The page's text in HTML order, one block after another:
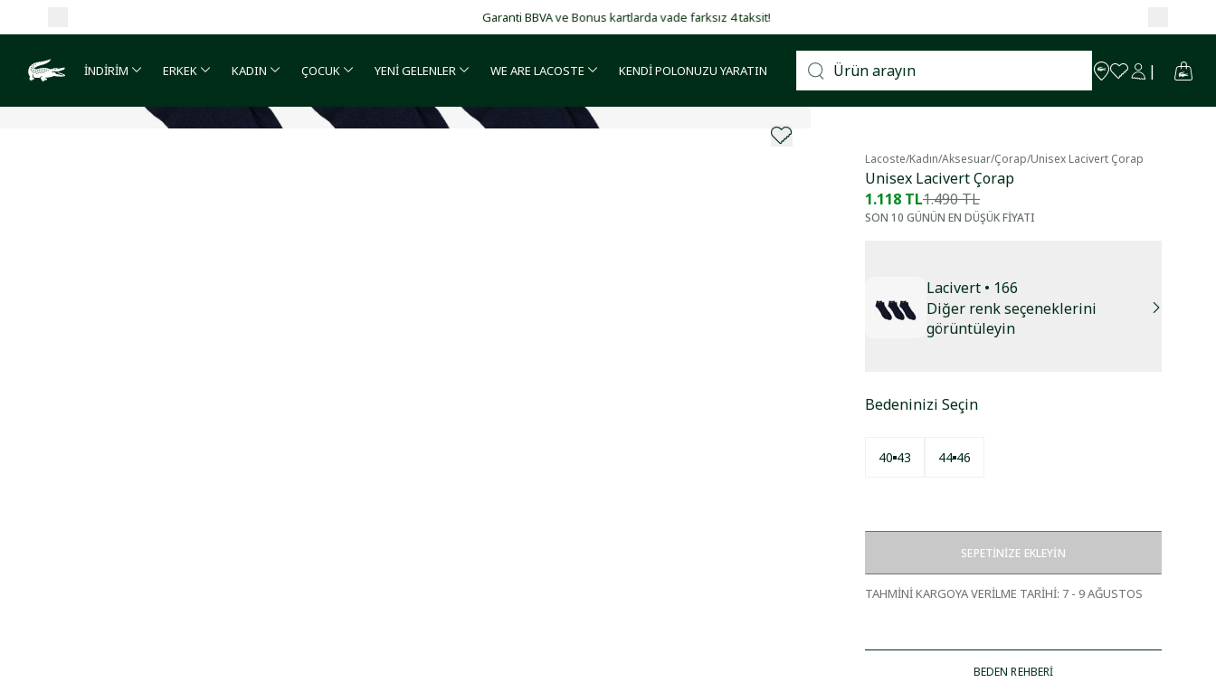
Garanti BBVA ve Bonus kartlarda vade farksız 4 taksit!
İNDİRİM ERKEK KADIN ÇOCUK YENİ GELENLER WE ARE LACOSTE KENDİ POLONUZU YARATIN
Lacoste/Kadın/Aksesuar/Çorap/Unisex Lacivert Çorap
Unisex Lacivert Çorap
1.118 TL1.490 TL
SON 10 GÜNÜN EN DÜŞÜK FİYATI
Lacivert • 166
Diğer renk seçeneklerini
görüntüleyin
Bedeninizi Seçin
40 43 44 46
SEPETİNİZE EKLEYİN
TAHMİNİ KARGOYA VERİLME TARİHİ: 7 - 9 AĞUSTOS
BEDEN REHBERİ